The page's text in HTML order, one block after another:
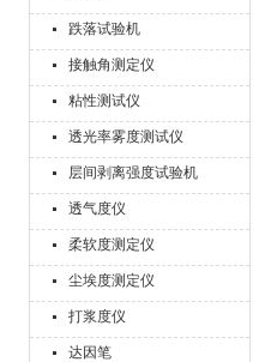
跌落试验机
接触角测定仪
粘性测试仪
透光率雾度测试仪
层间剥离强度试验机
透气度仪
柔软度测定仪
尘埃度测定仪
打浆度仪
达因笔